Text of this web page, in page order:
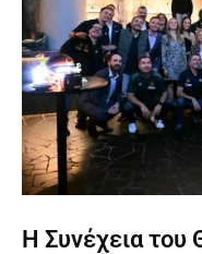
Η Συνέχεια του